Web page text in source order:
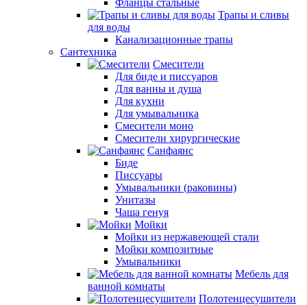
Фланцы стальные
Трапы и сливы
для воды
Канализационные трапы
Сантехника
Смесители
Для биде и писсуаров
Для ванны и душа
Для кухни
Для умывальника
Смесители моно
Смесители хирургические
Санфаянс
Биде
Писсуары
Умывальники (раковины)
Унитазы
Чаша генуя
Мойки
Мойки из нержавеющей стали
Мойки композитные
Умывальники
Мебель для
ванной комнаты
Полотенцесушители